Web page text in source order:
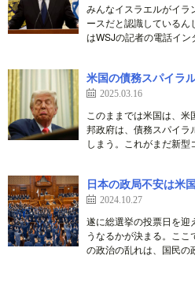
みんなイスラエルがイラ
ースだと認識している
はWSJの記者の電話イ
米国の債務スパイラ
2025.03.16
このままでは米国は、
邦政府は、債務スパイラ
しまう。これがまだ新
日本の政局不安は米
2024.10.27
遂に総選挙の投票日を迎
うなるかが決まる。こ
の政治の乱れは、国民